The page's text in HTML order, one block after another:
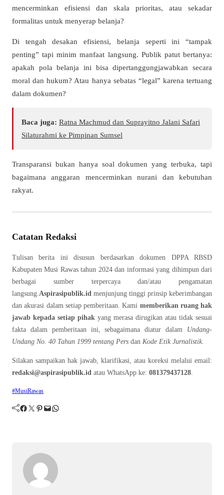
mencerminkan efisiensi dan skala prioritas, atau sekadar
formalitas untuk menyerap belanja?
Di tengah desakan efisiensi, belanja seperti ini “tampak
penting” tapi minim manfaat langsung. Publik patut bertanya:
apakah pola belanja ini bisa dipertanggungjawabkan secara
moral dan hukum? Atau hanya sebatas “legal” karena tertuang
dalam dokumen?
Baca juga: Ratna Machmud dan Suprayitno Jalani Safari
Silaturahmi ke Pimpinan Sumsel
Transparansi bukan hanya soal dokumen yang terbuka, tapi
bagaimana anggaran mencerminkan nurani dan kebutuhan
rakyat.
Catatan Redaksi
Tulisan berita ini disusun berdasarkan dokumen DPPA RBSD
Kabupaten Musi Rawas tahun 2024 dan informasi yang dihimpun dari
berbagai sumber terpercaya dan/atau pengamatan
langsung. Aspirasipublik.id menjunjung tinggi prinsip keberimbangan
dan akurasi dalam setiap pemberitaan. Kami memberikan ruang hak
jawab kepada setiap pihak yang merasa dirugikan atau tidak sesuai
fakta dalam pemberitaan ini, sebagaimana diatur dalam Undang-
Undang No. 40 Tahun 1999 tentang Pers dan Kode Etik Jurnalistik.
Silakan sampaikan hak jawab, klarifikasi, atau koreksi melalui email:
redaksi@aspirasipublik.id atau WhatsApp ke: 081379437128
#MusiRawas
Facebook Twitter Pinterest Mail WhatsApp